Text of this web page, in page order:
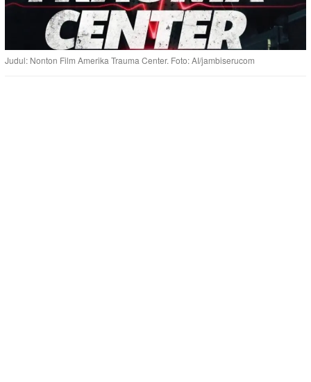
Judul: Nonton Film Amerika Trauma Center. Foto: AI/jambiserucom